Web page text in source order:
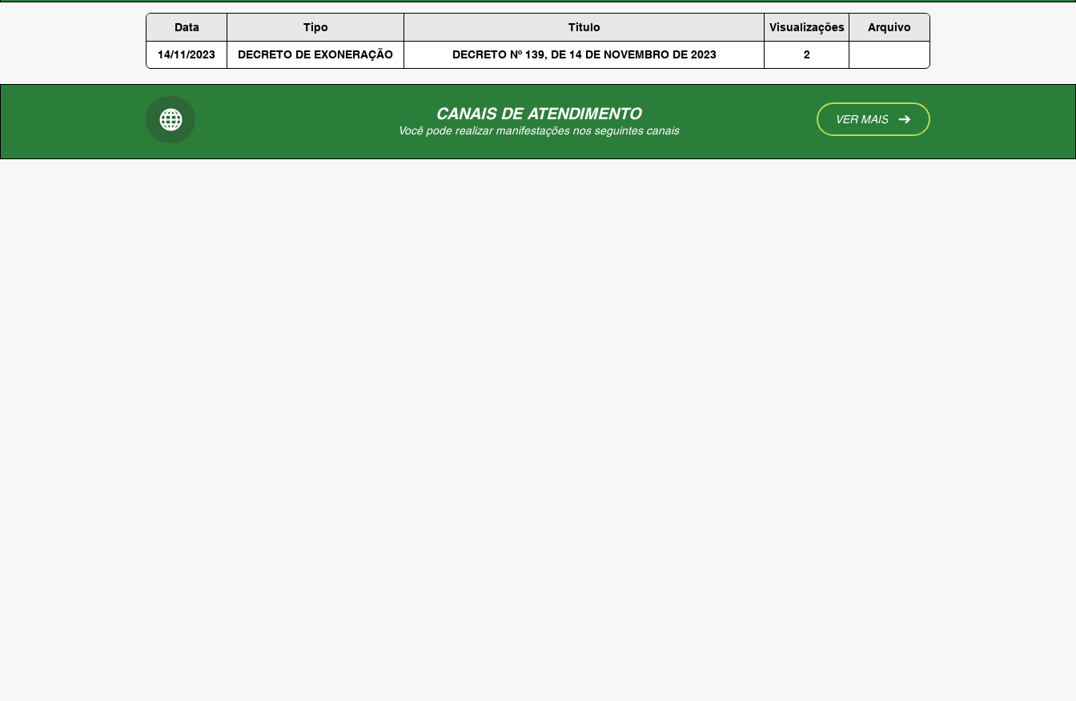
Data Tipo Titulo Visualizações Arquivo
14/11/2023 DECRETO DE EXONERAÇÃO DECRETO Nº 139, DE 14 DE NOVEMBRO DE 2023 2
CANAIS DE ATENDIMENTO
Você pode realizar manifestações nos seguintes canais
VER MAIS